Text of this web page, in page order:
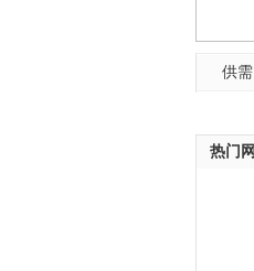
供需
热门